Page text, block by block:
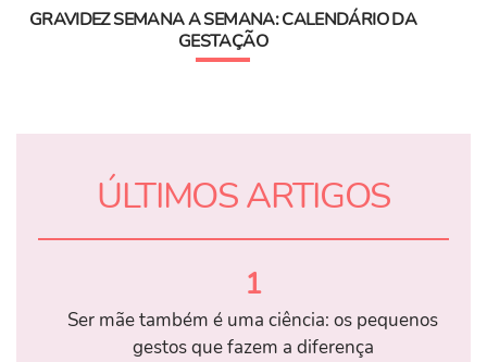
GRAVIDEZ SEMANA A SEMANA: CALENDÁRIO DA
GESTAÇÃO
ÚLTIMOS ARTIGOS
1
Ser mãe também é uma ciência: os pequenos
gestos que fazem a diferença